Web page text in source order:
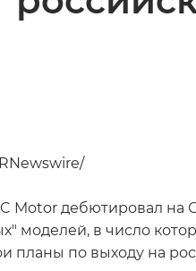
Motor дебютировал
моделей, в число
планы по выходу на